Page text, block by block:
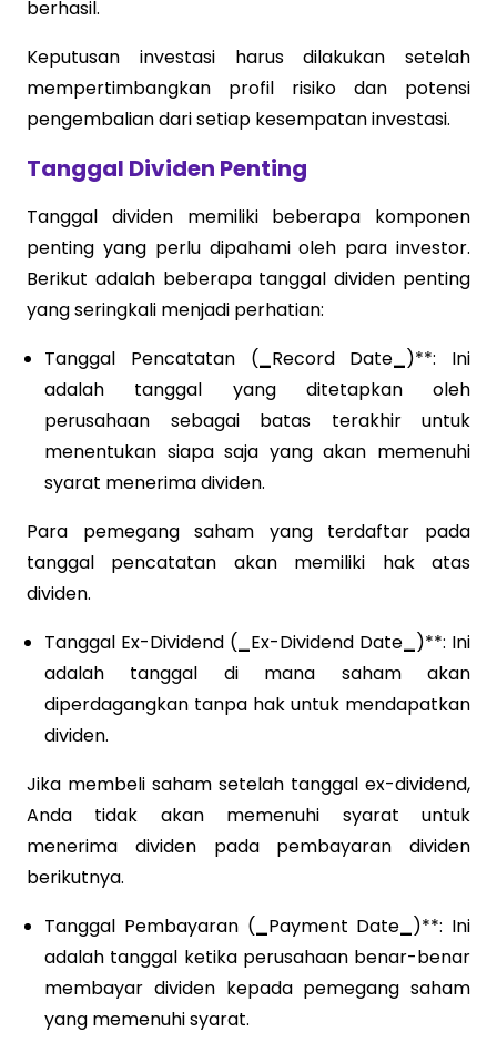
berhasil.
Keputusan investasi harus dilakukan setelah
mempertimbangkan profil risiko dan potensi
pengembalian dari setiap kesempatan investasi.
Tanggal Dividen Penting
Tanggal dividen memiliki beberapa komponen
penting yang perlu dipahami oleh para investor.
Berikut adalah beberapa tanggal dividen penting
yang seringkali menjadi perhatian:
Tanggal Pencatatan (_Record Date_)**: Ini
adalah tanggal yang ditetapkan oleh
perusahaan sebagai batas terakhir untuk
menentukan siapa saja yang akan memenuhi
syarat menerima dividen.
Para pemegang saham yang terdaftar pada
tanggal pencatatan akan memiliki hak atas
dividen.
Tanggal Ex-Dividend (_Ex-Dividend Date_)**: Ini
adalah tanggal di mana saham akan
diperdagangkan tanpa hak untuk mendapatkan
dividen.
Jika membeli saham setelah tanggal ex-dividend,
Anda tidak akan memenuhi syarat untuk
menerima dividen pada pembayaran dividen
berikutnya.
Tanggal Pembayaran (_Payment Date_)**: Ini
adalah tanggal ketika perusahaan benar-benar
membayar dividen kepada pemegang saham
yang memenuhi syarat.